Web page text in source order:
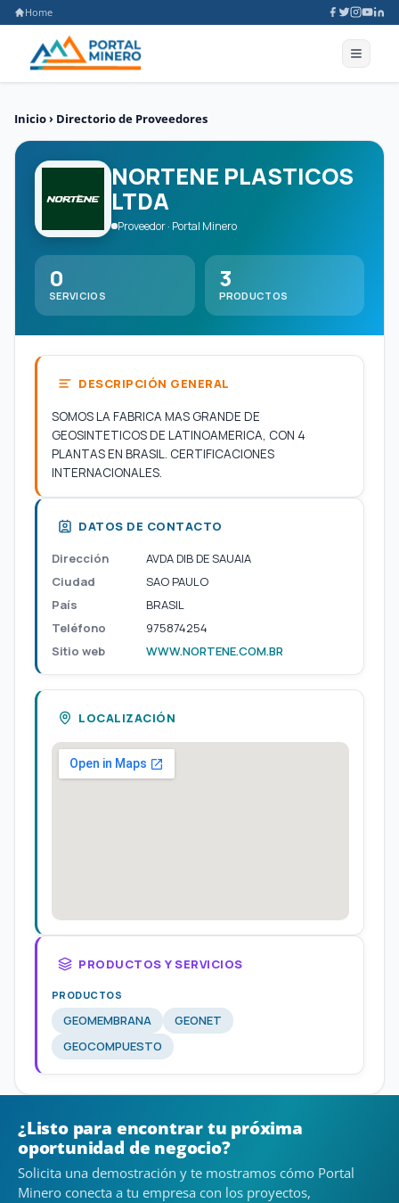
Home
Inicio› Directorio de Proveedores
NORTENE PLASTICOS
LTDA
Proveedor · Portal Minero
0
SERVICIOS
3
PRODUCTOS
DESCRIPCIÓN GENERAL
SOMOS LA FABRICA MAS GRANDE DE
GEOSINTETICOS DE LATINOAMERICA, CON 4
PLANTAS EN BRASIL. CERTIFICACIONES
INTERNACIONALES.
DATOS DE CONTACTO
Dirección
AVDA DIB DE SAUAIA
Ciudad
SAO PAULO
País
BRASIL
Teléfono
975874254
Sitio web
WWW.NORTENE.COM.BR
LOCALIZACIÓN
PRODUCTOS Y SERVICIOS
PRODUCTOS
GEOMEMBRANA
GEONET
GEOCOMPUESTO
¿Listo para encontrar tu próxima
oportunidad de negocio?
Solicita una demostración y te mostramos cómo Portal
Minero conecta a tu empresa con los proyectos,